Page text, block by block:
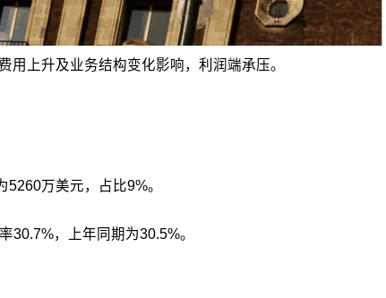
上升及业务结构变化影响，利润端承压。
万美元，占比9%。
，上年同期为30.5%。